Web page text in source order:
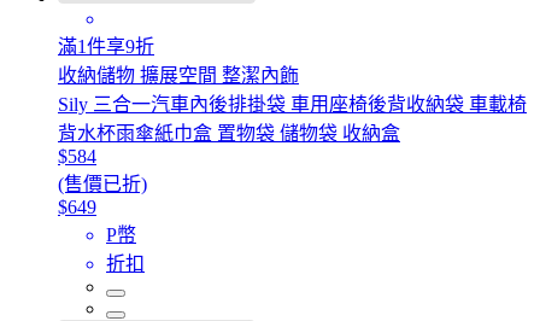
滿1件享9折
收納儲物 擴展空間 整潔內飾
Sily 三合一汽車內後排掛袋 車用座椅後背收納袋 車載椅
背水杯雨傘紙巾盒 置物袋 儲物袋 收納盒
$584
(售價已折)
$649
P幣
折扣